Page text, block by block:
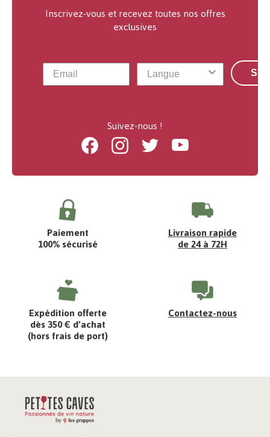
Inscrivez-vous et recevez toutes nos offres
exclusives
Suivez-nous !
FacebookInstagramTwitter Youtube
Paiement
100% sécurisé
Livraison rapide
de 24 à 72H
Expédition offerte
dès 350 € d’achat
(hors frais de port)
Contactez-nous